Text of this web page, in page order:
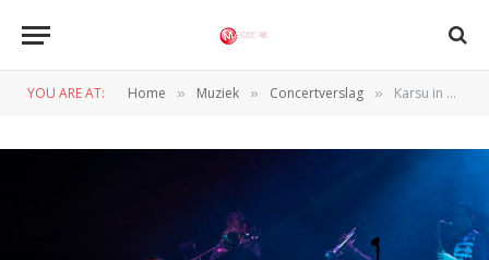
YOU ARE AT: Home » Muziek » Concertverslag » Karsu in een uitverkochte Harmonie